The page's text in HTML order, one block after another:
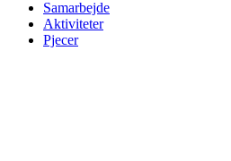
Samarbejde
Aktiviteter
Pjecer